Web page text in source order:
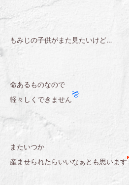
もみじの子供がまた見たいけど…
命あるものなので
軽々しくできません
またいつか
産ませられたらいいなぁとも思います